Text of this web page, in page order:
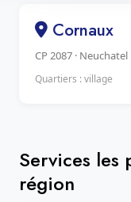
Cornaux
CP 2087 · Neuchatel
Quartiers : village
Services les
région